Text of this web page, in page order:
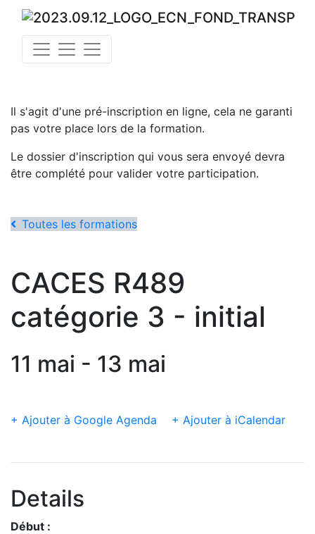
Il s'agit d'une pré-inscription en ligne, cela ne garanti
pas votre place lors de la formation.
Le dossier d'inscription qui vous sera envoyé devra
être complété pour valider votre participation.
Toutes les formations
CACES R489
catégorie 3 - initial
11 mai - 13 mai
+ Ajouter à Google Agenda + Ajouter à iCalendar
Details
Début :